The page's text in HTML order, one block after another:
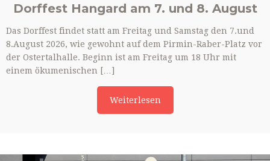
Dorffest Hangard am 7. und 8. August
Das Dorffest findet statt am Freitag und Samstag den 7.und
8.August 2026, wie gewohnt auf dem Pirmin-Raber-Platz vor
der Ostertalhalle. Beginn ist am Freitag um 18 Uhr mit
einem ökumenischen […]
Weiterlesen